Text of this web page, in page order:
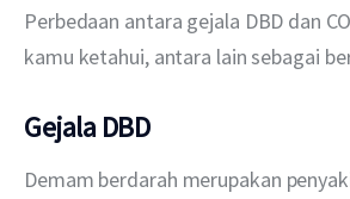
Perbedaan antara gejala DBD dan
kamu ketahui, antara lain sebagai
Gejala DBD
Demam berdarah merupakan